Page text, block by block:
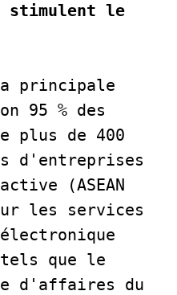
stimulent le
principale
95 % des
plus de 400
d'entreprises
(ASEAN
les services
tels que le
d'affaires du